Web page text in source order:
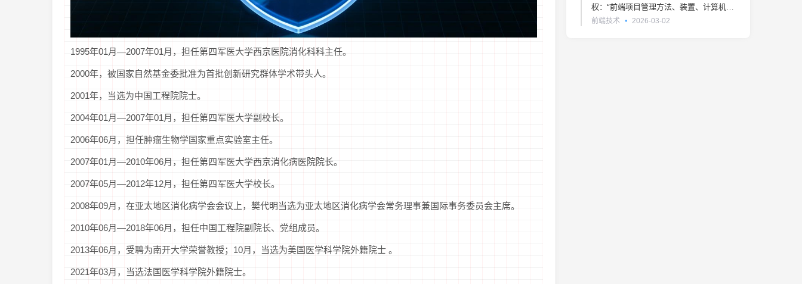
1995年01月—2007年01月，担任第四军医大学西京医院消化科科主任。
2000年，被国家自然基金委批准为首批创新研究群体学术带头人。
2001年，当选为中国工程院院士。
2004年01月—2007年01月，担任第四军医大学副校长。
2006年06月，担任肿瘤生物学国家重点实验室主任。
2007年01月—2010年06月，担任第四军医大学西京消化病医院院长。
2007年05月—2012年12月，担任第四军医大学校长。
2008年09月，在亚太地区消化病学会会议上，樊代明当选为亚太地区消化病学会常务理事兼国际事务委员会主席。
2010年06月—2018年06月，担任中国工程院副院长、党组成员。
2013年06月，受聘为南开大学荣誉教授；10月，当选为美国医学科学院外籍院士 。
2021年03月，当选法国医学科学院外籍院士。
权：“前端项目管理方法、装置、计算机设
备和存储介质”)
前端技术 2026-03-02